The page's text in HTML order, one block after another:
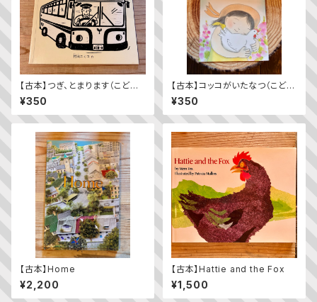
【古本】つぎ、とまります（こども
のとも年少版 2009年11月
号）（第392号）
¥350
【古本】コッコがいたなつ（こども
のとも2023年9月号）
¥350
【古本】Home
¥2,200
【古本】Hattie and the Fox
¥1,500